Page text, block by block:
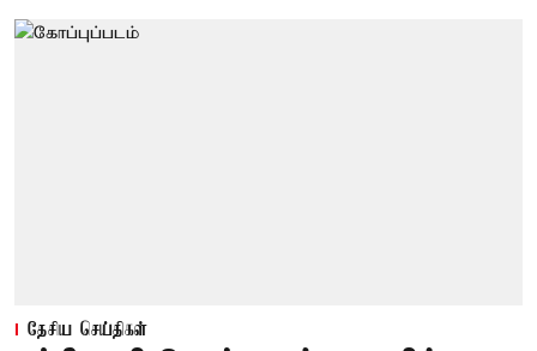
தேசிய செய்திகள்